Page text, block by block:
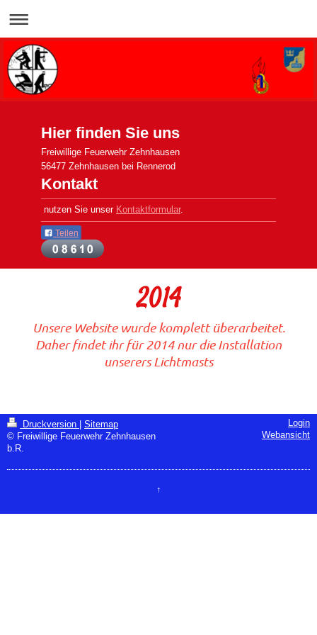
Hier finden Sie uns
Freiwillige Feuerwehr Zehnhausen
56477 Zehnhausen bei Rennerod
Kontakt
nutzen Sie unser Kontaktformular.
Teilen
2014
Unsere Website wurde komplett überarbeitet.
Daher findet ihr für 2014 nur die Installation
unserers Lichtmasts
Druckversion
Sitemap
© Freiwillige Feuerwehr Zehnhausen
b.R.
Login
Webansicht
↑